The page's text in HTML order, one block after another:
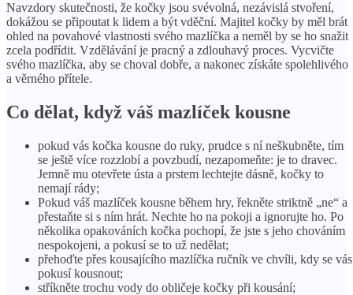
Navzdory skutečnosti, že kočky jsou svévolná, nezávislá stvoření,
dokážou se připoutat k lidem a být vděční. Majitel kočky by měl brát
ohled na povahové vlastnosti svého mazlíčka a neměl by se ho snažit
zcela podřídit. Vzdělávání je pracný a zdlouhavý proces. Vycvičte
svého mazlíčka, aby se choval dobře, a nakonec získáte spolehlivého
a věrného přítele.
Co dělat, když váš mazlíček kousne
pokud vás kočka kousne do ruky, prudce s ní neškubněte, tím
se ještě více rozzlobí a povzbudí, nezapomeňte: je to dravec.
Jemně mu otevřete ústa a prstem lechtejte dásně, kočky to
nemají rády;
Pokud váš mazlíček kousne během hry, řekněte striktně „ne“ a
přestaňte si s ním hrát. Nechte ho na pokoji a ignorujte ho. Po
několika opakováních kočka pochopí, že jste s jeho chováním
nespokojeni, a pokusí se to už nedělat;
přehoďte přes kousajícího mazlíčka ručník ve chvíli, kdy se vás
pokusí kousnout;
stříkněte trochu vody do obličeje kočky při kousání;